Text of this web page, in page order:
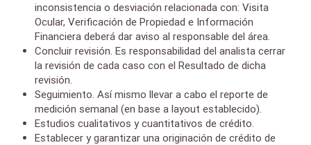
inconsistencia o desviación relacionada con: Visita
Ocular, Verificación de Propiedad e Información
Financiera deberá dar aviso al responsable del área.
Concluir revisión. Es responsabilidad del analista cerrar
la revisión de cada caso con el Resultado de dicha
revisión.
Seguimiento. Así mismo llevar a cabo el reporte de
medición semanal (en base a layout establecido).
Estudios cualitativos y cuantitativos de crédito.
Establecer y garantizar una originación de crédito de